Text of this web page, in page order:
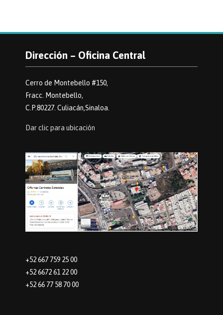
Dirección – Oficina Central
Cerro de Montebello #150,
Fracc. Montebello,
C.P.80227. Culiacán,Sinaloa.
Dar clic para ubicación
+52 667 759 25 00
+52 6672 61 22 00
+52 66 77 58 70 00